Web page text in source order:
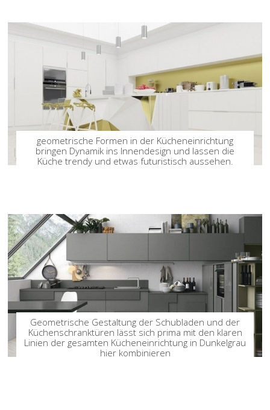
geometrische Formen in der Kücheneinrichtung
bringen Dynamik ins Innendesign und lassen die
Küche trendy und etwas futuristisch aussehen.
Geometrische Gestaltung der Schubladen und der
Küchenschranktüren lässt sich prima mit den klaren
Linien der gesamten Kücheneinrichtung in Dunkelgrau
hier kombinieren